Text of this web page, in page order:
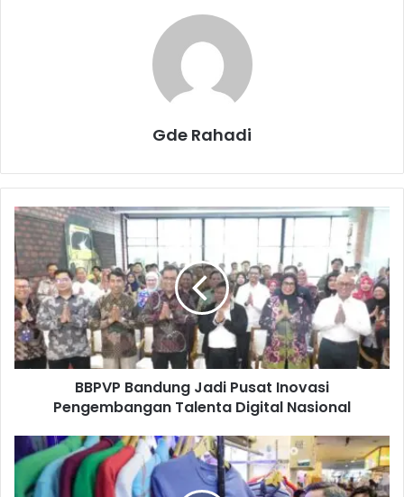
Gde Rahadi
B
B
P
V
P
B
a
n
d
a
BBPVP Bandung Jadi Pusat Inovasi
Pengembangan Talenta Digital Nasional
i